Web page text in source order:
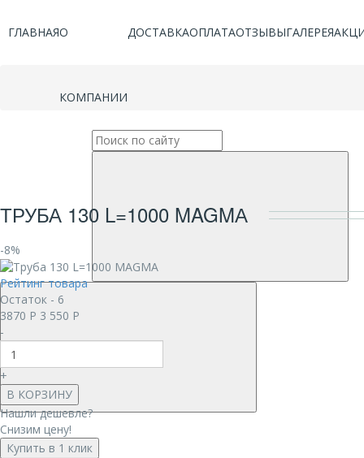
ГЛАВНАЯО
КОМПАНИИ
ДОСТАВКАОПЛАТАОТЗЫВЫГАЛЕРЕЯ
ТРУБА 130 L=1000 MAGMА
-8%
Рейтинг товара
Остаток - 6
3870 Р 3 550 Р
-
+
В КОРЗИНУ
Нашли дешевле?
Снизим цену!
Купить в 1 клик